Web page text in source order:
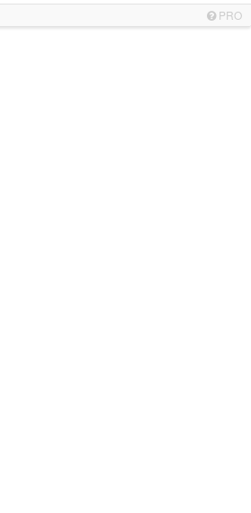
PRO